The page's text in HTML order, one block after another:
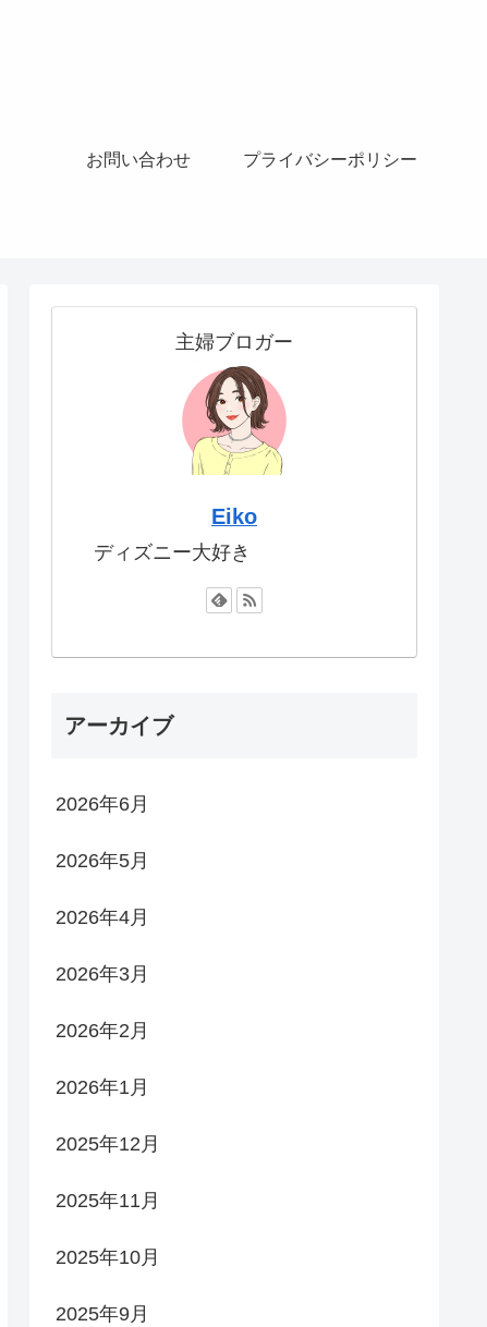
お問い合わせ プライバシーポリシー
主婦ブロガー
Eiko
ディズニー大好き
アーカイブ
2026年6月
2026年5月
2026年4月
2026年3月
2026年2月
2026年1月
2025年12月
2025年11月
2025年10月
2025年9月